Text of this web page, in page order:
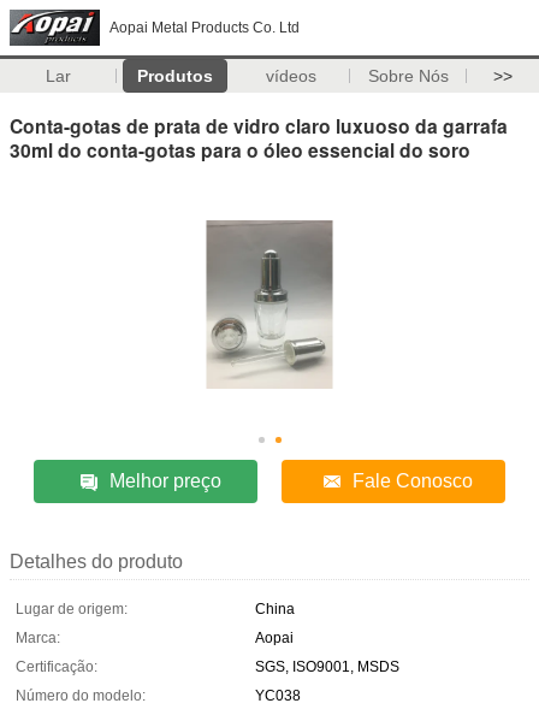
Aopai Metal Products Co. Ltd
Lar Produtos vídeos Sobre Nós >>
Conta-gotas de prata de vidro claro luxuoso da garrafa
30ml do conta-gotas para o óleo essencial do soro
Melhor preço Fale Conosco
Detalhes do produto
Lugar de origem:
China
Marca:
Aopai
Certificação:
SGS, ISO9001, MSDS
Número do modelo:
YC038